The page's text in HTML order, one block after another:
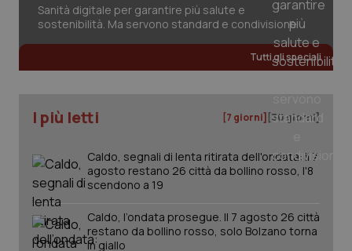
Sanità digitale per garantire più salute e
sostenibilità. Ma servono standard e condivisione
Tutti gli speciali
I più letti [7 giorni] [30 giorni]
Caldo, segnali di lenta ritirata dell'ondata: il 7
agosto restano 26 città da bollino rosso, l'8
scendono a 19
Caldo, l’ondata prosegue. Il 7 agosto 26 città
restano da bollino rosso, solo Bolzano torna
in giallo
www.quotidianosanita.it
2
_ga
Google LLC
.quotidianosanita.it